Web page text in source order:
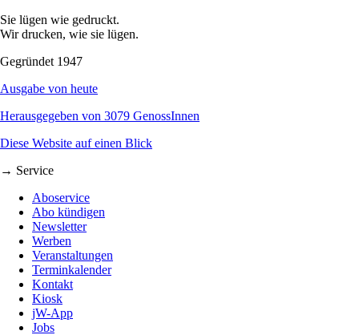
Sie lügen wie gedruckt.
Wir drucken, wie sie lügen.
Gegründet 1947
Ausgabe von heute
Herausgegeben von 3079 GenossInnen
Diese Website auf einen Blick
→ Service
Aboservice
Abo kündigen
Newsletter
Werben
Veranstaltungen
Terminkalender
Kontakt
Kiosk
jW-App
Jobs